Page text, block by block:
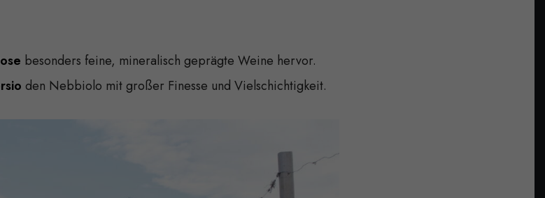
besonders feine, mineralisch geprägte Weine hervor.
den Nebbiolo mit großer Finesse und Vielschichtigkeit.